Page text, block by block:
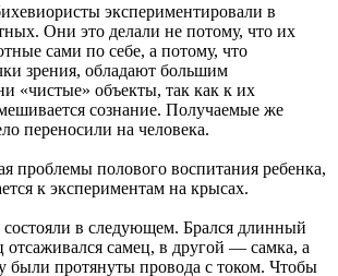
экспериментировали в
Они это делали не потому, что их
сами по себе, а потому, что
зрения, обладают большим
«чистые» объекты, так как к их
сознание. Получаемые же
переносили на человека.
проблемы полового воспитания ребенка,
к экспериментам на крысах.
в следующем. Брался длинный
самец, в другой — самка, а
были протянуты провода с током. Чтобы